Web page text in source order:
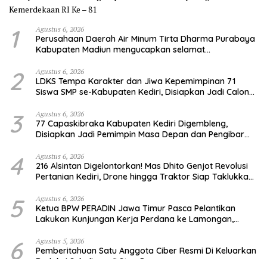
1 Agustus 6, 2026
Perusahaan Daerah Air Minum Tirta Dharma Purabaya
Kabupaten Madiun mengucapkan selamat
2 Agustus 6, 2026
LDKS Tempa Karakter dan Jiwa Kepemimpinan 71
Siswa SMP se-Kabupaten Kediri, Disiapkan Jadi Calon
3 Agustus 6, 2026
77 Capaskibraka Kabupaten Kediri Digembleng,
Disiapkan Jadi Pemimpin Masa Depan dan Pengibar
4 Agustus 6, 2026
216 Alsintan Digelontorkan! Mas Dhito Genjot Revolusi
Pertanian Kediri, Drone hingga Traktor Siap Taklukkan
5 Agustus 6, 2026
Ketua BPW PERADIN Jawa Timur Pasca Pelantikan
Lakukan Kunjungan Kerja Perdana ke Lamongan,
6 Agustus 5, 2026
Pemberitahuan Satu Anggota Ciber Resmi Di Keluarkan